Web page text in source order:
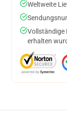
Weltweite
Vollständige
erhalten